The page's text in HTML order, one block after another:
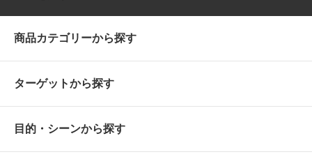
商品カテゴリーから探す
ターゲットから探す
目的・シーンから探す